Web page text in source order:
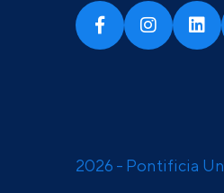
2026 - Pontificia